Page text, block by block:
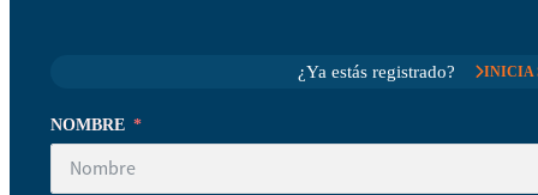
¿Ya estás registrado? INICIA
NOMBRE